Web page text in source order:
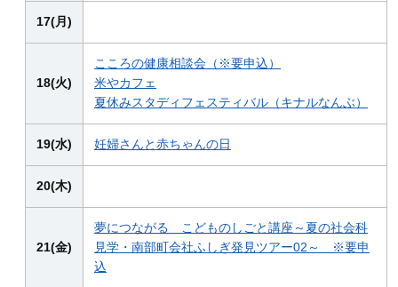
17(月)
18(火)
こころの健康相談会（※要申込）
米やカフェ
夏休みスタディフェスティバル（キナルなんぶ）
19(水) 妊婦さんと赤ちゃんの日
20(木)
21(金)
夢につながる こどものしごと講座～夏の社会科
見学・南部町会社ふしぎ発見ツアー02～ ※要申
込